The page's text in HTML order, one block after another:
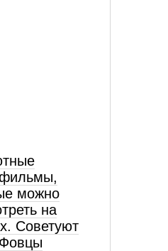
можно
на
Советуют